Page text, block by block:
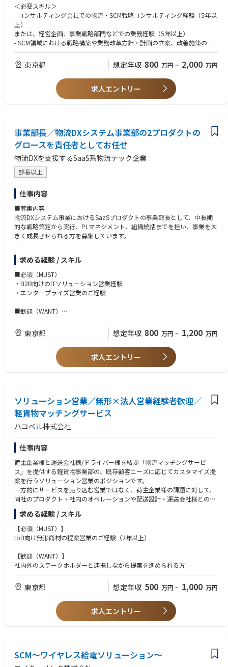
果を明確にし、中期経営計画や物流DX構想などを立案していくことが必要
になっています。物流と経営、テクノロジーの視点を持ち、変革のシナリ
オを作成し、実行までサポートしていくことができる人材を求めていま
す。お客様側の経営者やCXOのメンバー、および現場のリーダー達とのデ
ィスカッションリードし、一緒に改革を実現していきましょう。
具体的な職務内容：週1日～2日の工数のプロジェクトを複数管理するスタ
イルです。クライアントにとって比較的リーズナブルな価格を保ちつつ、
実行までの実益を目指す伴走型で、「痒い所に手が届く」スタイルを心掛
スコープとスケジュール管理
・プロジェクトチームマネジメント（工数およびMargin管理 など）
【組織づくり】
・自部門でのメンバー育成やサポート
・社内横断PJへの参画 など
【マーケティング活動、その他】
・業界最新動向の調査、最新分析手法の研究
・社外向けセミナー登壇 など
＜必要スキル＞
- コンサルティング会社での物流・SCM戦略コンサルティング経験（5年以
上）
または、経営企画、事業戦略部門などでの業務経験（5年以上）
- SCM領域における戦略構築や業務改革方針・計画の立案、改善施策の具
体化・推進の経験（2年以上）
- 複数名の部下を持ちチームをマネジメントした経験（2年以上）
- 論理的思考力および仮説思考のスキル
- 問題発見力およびソリューション策定力
- 高いドキュメント作成力
- 物流業界またはスタートアップ企業での勤務経験
- 3PL戦略、共同配送、物流ネットワーク、グローバル物流構築の経験
- 物流に関する基礎知識、現場感
東京都 想定年収 800 万円 ~ 2,000 万円
求人エントリー
事業部長／物流DXシステム事業部の2プロダクトの
グロースを責任者としてお任せ
物流DXを支援するSaaS系物流テック企業
部長以上
仕事内容
■募集内容
物流DXシステム事業におけるSaaSプロダクトの事業部長として、中長期
的な戦略策定から実行、PLマネジメント、組織統括までを担い、事業を大
きく成長させられる方を募集しています。
■業務内容
事業全体を統括し、次なる成長フェーズへと牽引していただく事業部長候
補を募集します。
本ポジションは、当社のTMSプロダクトを軸としたソリューションを通じ
て、お客様一社一社の物流現場の課題解決を図り、日本の物流現場の抜本
担います。
＜具体的な業務＞
事業の成長と組織の強化、両面を統括し、自律的な事業運営を推進してい
1. 事業の成長実現と戦略策定
た、サービス・プロダクトの継続的な改善・進化をリード。
∟PLマネジメント：事業の収益責任を負い、KPI設定、予実管理、PL
（損益計算書）マネジメントを通じて事業目標を達成。
2. 組織の成長実現とマネジメント
∟組織運営：事業の成長を実現するための、事業部全体の組織運営を統
括。
∟リソース計画：事業計画に基づいた採用計画、人員配置計画の策定と
実行。
∟人材育成：事業部メンバーに対する目標設定、評価、育成、マネジメ
ントを行い、ハイパフォーマンな組織を構築。
求める経験 / スキル
■必須（MUST）
・B2B向けのITソリューション営業経験
・エンタープライズ営業のご経験
■歓迎（WANT）
・営業マネジメント経験
・SaaSプロダクトの営業経験
・サプライチェーンやロジスティクス領域のソリューション提案経験
■求める人物像
以下の要素をお持ちの方
・圧倒的な行動量とスピード感
東京都 想定年収 800 万円 ~ 1,200 万円
求人エントリー
ソリューション営業／無形×法人営業経験者歓迎／
軽貨物マッチングサービス
ハコベル株式会社
仕事内容
荷主企業様と運送会社様/ドライバー様を結ぶ「物流マッチングサービ
ス」を提供する軽貨物事業部の、既存顧客ニーズに応じてカスタマイズ提
案を行うソリューション営業のポジションです。
一方的にサービスを売り込む営業ではなく、荷主企業様の課題に対して、
同社のプロダクト・社内のオペレーションや配送設計・運送会社様との協
業など、さまざまなリソースを組み合わせてソリューションをご提案する
提案営業をおこなっていただきます。
■具体的な業務内容
・ソリューションの検討〜提案
・立ち上げ前後では現場設計、お客様・ハコベル社内含めての体制の構
・立ち上げ後フォローと継続・拡大提案など
1人あたりの担当社数：30社程度
商談方法：対面50％、オンライン・電話50％
■ポジションの魅力
求める経験 / スキル
【必須（MUST）】
toB向け無形商材の提案営業のご経験（2年以上）
【歓迎（WANT）】
社内外のステークホルダーと連携しながら提案を進められる方
エンタープライズ営業経験者
【求める人物像】
・社会課題の解決や事業を大きくしていくために頑張れる方
・自分の顧客と向き合い、その課題を一緒に解決するために、泥臭いこと
も含めてやりきれる方
・変化が多いスタートアップ企業でチャレンジしたい方
東京都 想定年収 500 万円 ~ 1,000 万円
求人エントリー
SCM～ワイヤレス給電ソリューション～